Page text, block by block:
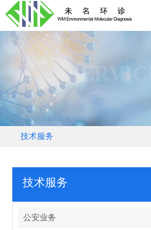
SERVICE
技术服务
技术服务
公安业务